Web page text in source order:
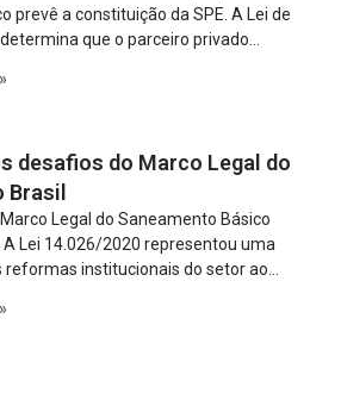
prevê a constituição da SPE. A Lei de
que o parceiro privado
seja, a suposta “fraude à licitação” é
desafios do Marco Legal do
Brasil
Legal do Saneamento Básico
Lei 14.026/2020 representou uma
reformas institucionais do setor ao
da iniciativa privada,